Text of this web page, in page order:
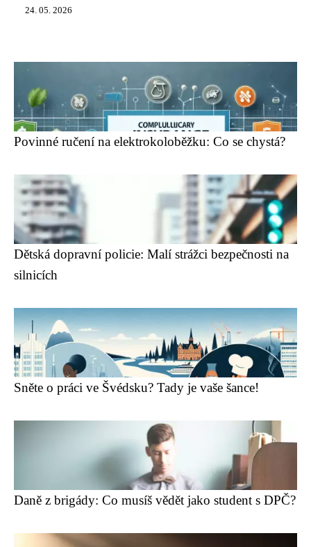
24. 05. 2026
Povinné ručení na elektrokoloběžku: Co se chystá?
Dětská dopravní policie: Malí strážci bezpečnosti na
silnicích
Sněte o práci ve Švédsku? Tady je vaše šance!
Daně z brigády: Co musíš vědět jako student s DPČ?